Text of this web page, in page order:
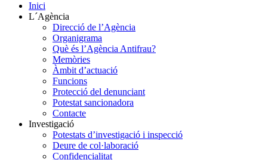
Inici
L´Agència
Direcció de l’Agència
Organigrama
Què és l’Agència Antifrau?
Memòries
Àmbit d’actuació
Funcions
Protecció del denunciant
Potestat sancionadora
Contacte
Investigació
Potestats d’investigació i inspecció
Deure de col·laboració
Confidencialitat